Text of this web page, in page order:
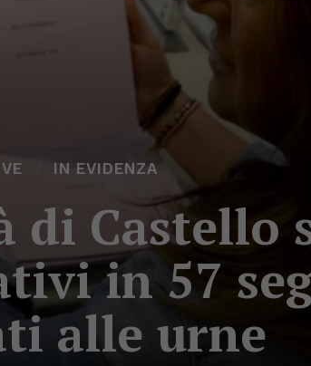
IN EVIDENZA
di Castello
in 57
alle urne